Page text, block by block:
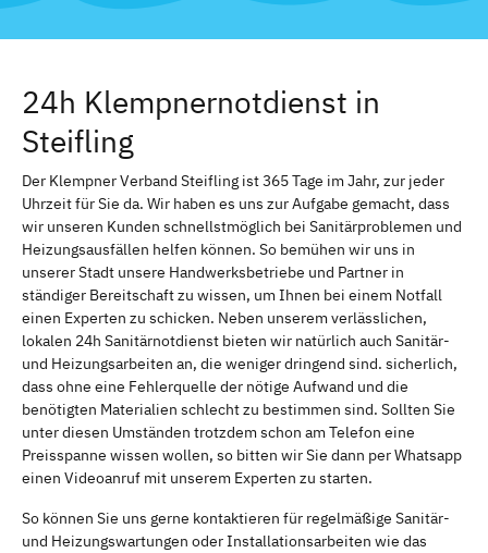
24h Klempnernotdienst in
Steifling
Der Klempner Verband Steifling ist 365 Tage im Jahr, zur jeder
Uhrzeit für Sie da. Wir haben es uns zur Aufgabe gemacht, dass
wir unseren Kunden schnellstmöglich bei Sanitärproblemen und
Heizungsausfällen helfen können. So bemühen wir uns in
unserer Stadt unsere Handwerksbetriebe und Partner in
ständiger Bereitschaft zu wissen, um Ihnen bei einem Notfall
einen Experten zu schicken. Neben unserem verlässlichen,
lokalen 24h Sanitärnotdienst bieten wir natürlich auch Sanitär-
und Heizungsarbeiten an, die weniger dringend sind. sicherlich,
dass ohne eine Fehlerquelle der nötige Aufwand und die
benötigten Materialien schlecht zu bestimmen sind. Sollten Sie
unter diesen Umständen trotzdem schon am Telefon eine
Preisspanne wissen wollen, so bitten wir Sie dann per Whatsapp
einen Videoanruf mit unserem Experten zu starten.
So können Sie uns gerne kontaktieren für regelmäßige Sanitär-
und Heizungswartungen oder Installationsarbeiten wie das